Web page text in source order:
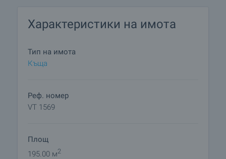
централно отопление, сателитна телевизия и
Характеристики на имота
Тип на имота
Къща
Реф. номер
VT 1569
Площ
195.00 м2